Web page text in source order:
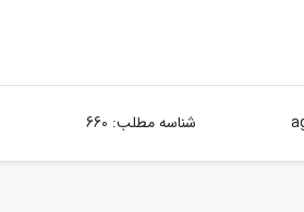
شناسه مطلب: 660